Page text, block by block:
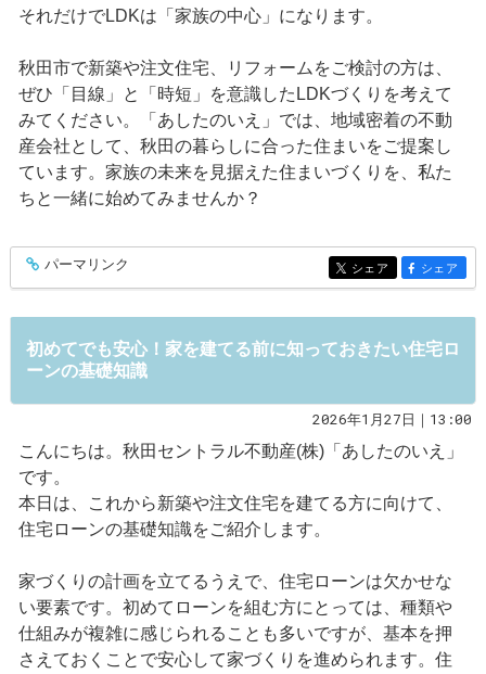
それだけでLDKは「家族の中心」になります。
秋田市で新築や注文住宅、リフォームをご検討の方は、
ぜひ「目線」と「時短」を意識したLDKづくりを考えて
みてください。「あしたのいえ」では、地域密着の不動
産会社として、秋田の暮らしに合った住まいをご提案し
ています。家族の未来を見据えた住まいづくりを、私た
ちと一緒に始めてみませんか？
entry570
パーマリンク entry570
シェア entry570
シェア
初めてでも安心！家を建てる前に知っておきたい住宅ロ
ーンの基礎知識
2026年1月27日｜13:00
こんにちは。秋田セントラル不動産(株)「あしたのいえ」
です。
本日は、これから新築や注文住宅を建てる方に向けて、
住宅ローンの基礎知識をご紹介します。
家づくりの計画を立てるうえで、住宅ローンは欠かせな
い要素です。初めてローンを組む方にとっては、種類や
仕組みが複雑に感じられることも多いですが、基本を押
さえておくことで安心して家づくりを進められます。住